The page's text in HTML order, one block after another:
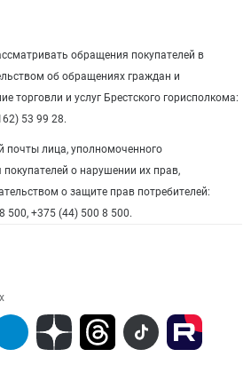
обращения покупателей в
об обращениях граждан и
торговли и услуг Брестского горисполкома:
53 99 28.
почты лица, уполномоченного
о нарушении их прав,
о защите прав потребителей:
500, +375 (44) 500 8 500.